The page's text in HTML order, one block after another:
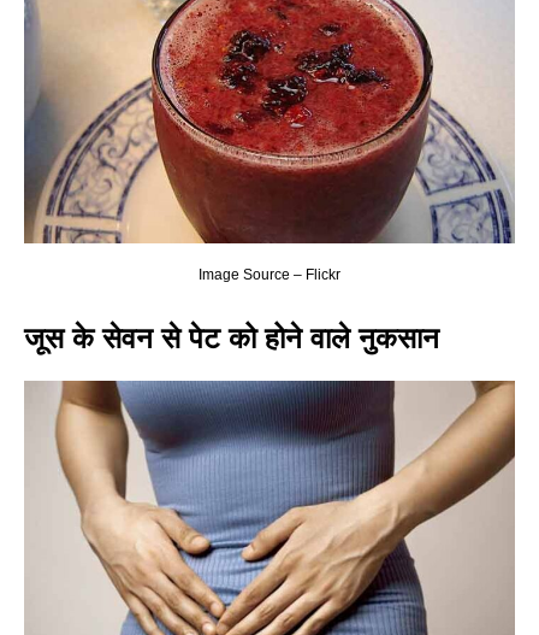
Image Source – Flickr
जूस के सेवन से पेट को होने वाले नुकसान